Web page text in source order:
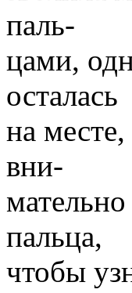
паль-
цами,
осталась
на
вни-
пальца,
чтобы